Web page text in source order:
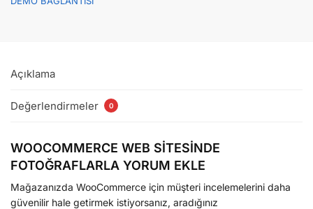
Açıklama
Değerlendirmeler 0
WOOCOMMERCE WEB SİTESİNDE
FOTOĞRAFLARLA YORUM EKLE
Mağazanızda WooCommerce için müşteri incelemelerini daha
güvenilir hale getirmek istiyorsanız, aradığınız